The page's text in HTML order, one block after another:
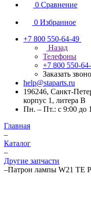
0 Сравнение
0 Избранное
+7 800 550-64-49
Назад
Телефоны
+7 800 550-
Заказать
help@staparts.ru
196246, Санкт-
корпус 1, литера В
Пн. – Пт.: с 9:00 до
Главная
–
Каталог
–
Другие запчасти
–Патрон лампы W21 TE